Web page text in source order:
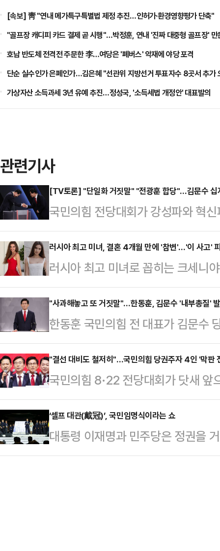
[속보] 靑 "연내 메가특구특별법 제정 추진…인허가·환경영향평가 단축"
"골프장 캐디피 카드 결제 곧 시행"…박정훈, 연내 '진짜 대중형 골프장' 만
호남 반도체 전격전 주문한 李…여당은 '폐버스' 악재에 야당 포격
단순 실수인가 은폐인가…김은혜 "선관위 지방선거 투표자수 8곳서 추가
가상자산 소득과세 3년 유예 추진…정성국, '소득세법 개정안' 대표발의
관련기사
[TV토론] "단일화 거짓말" "전광훈 합당"…김문수 십
국민의힘 전당대회가 강성파와 혁
유하는 장동혁 후보까지 김문수 후
율 1위 김 후보를 흔들려는 의도로
도와 더불어 한덕수 전 국무총리와
유통일당과의 관계 등이 도마 위에
KBS에서 열린 TV토론회 주도권토
프 총괄선대본부장을 맡고, 선대본
이 문제는 당원과 …
러시아 최고 미녀, 결혼 4개월 만에 '참변'…'이 사고'
러시아 최고 미녀로 꼽히는 크세니
어든 야생 동물과 충돌해 치료를
피플지, 뉴욕 포스트 등 외신에 따
러시아의 한 도로를 달리던 중 갑자
는 사고를 당했다.사고 당시 크세니
은 운전을 하고 있었다. 부부는 결
타까움을 더했다.그의 남편은 러시
에서 "엘크…
"사과해놓고 또 거짓말"…한동훈, 김문수 '내부총질'
한동훈 국민의힘 전 대표가 김문수
말을 들은 적이 없다며 김 후보의
송에 이어 TV토론에서도 같은 주
한동훈 전 대표는 17일 페이스북에
김문수 후보가 나에 대해 사실과 다
표는 "지난 1일 페북 글에서 밝혔듯
그만하라고 말했다'는 조선일보 유
후보로…
"결선 대비도 철저히"…국민의힘 당권주자 4인 '막판
국민의힘 8·22 전당대회가 닷새
레이스 전략에 이목이 집중되고 있
당심 80%를 반영하는 룰을 갖고
당심을 적극 흔들어보겠다는 전략
득한 후보가 아직 나오고 있지 않은
‘셀프 대관(戴冠)’, 국민임명식이라는 쇼
대통령 이재명과 민주당은 정권을
보, 그 보수 지지자들이 망상과 미